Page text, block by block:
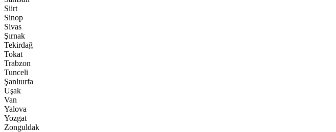
Siirt
Sinop
Sivas
Şırnak
Tekirdağ
Tokat
Trabzon
Tunceli
Şanlıurfa
Uşak
Van
Yalova
Yozgat
Zonguldak